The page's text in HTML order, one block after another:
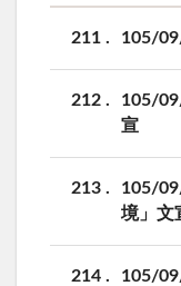
211 105/
212
105/
宣
213
105/
境」文
214
105/